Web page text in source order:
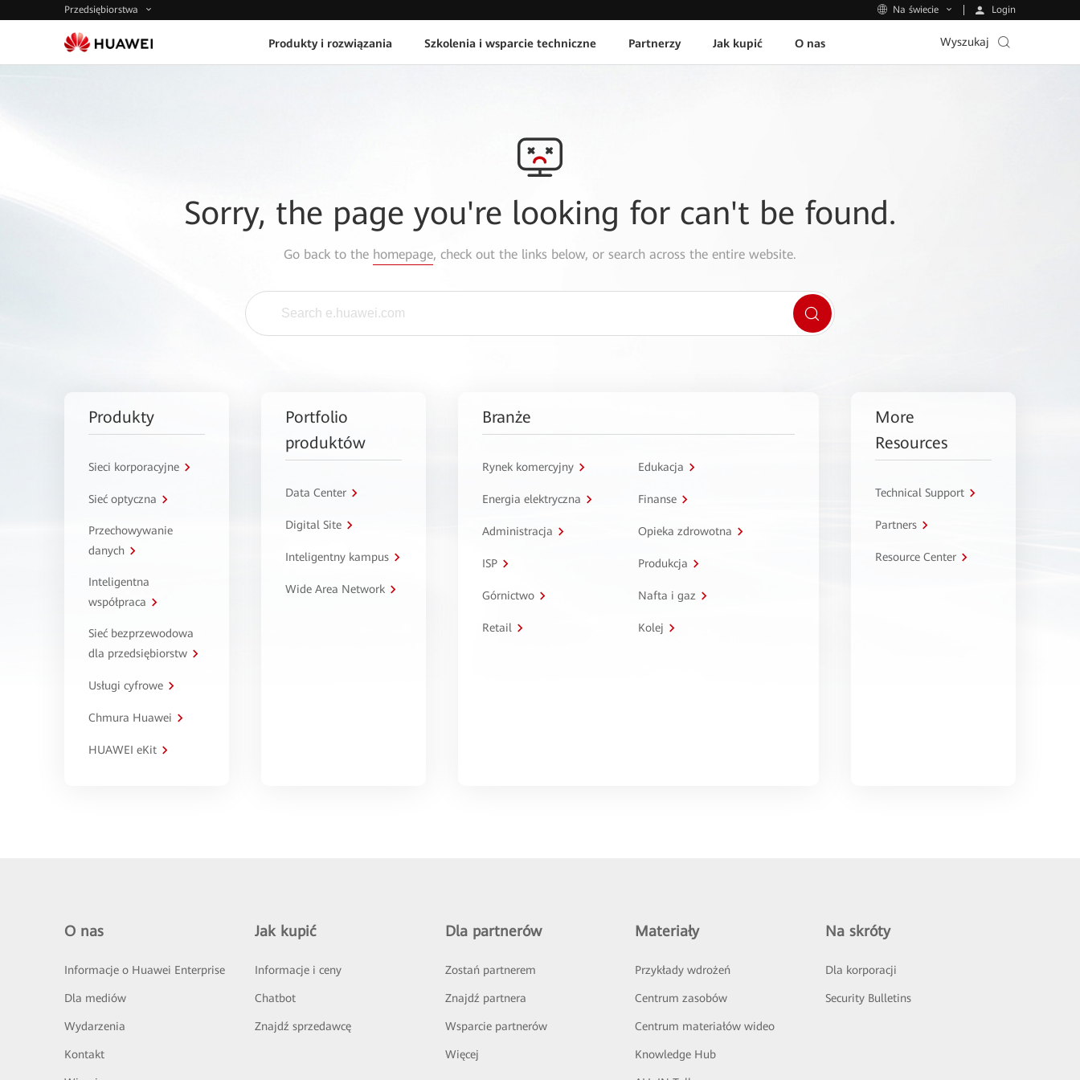
Przedsiębiorstwa Na świecie Login
Produkty i rozwiązania Szkolenia i wsparcie techniczne Partnerzy Jak kupić O nas Wyszukaj
Sorry, the page you're looking for can't be found.
Go back to the homepage, check out the links below, or search across the entire website.
Produkty
Sieci korporacyjne
Sieć optyczna
Przechowywanie
danych
Inteligentna
współpraca
Sieć bezprzewodowa
dla przedsiębiorstw
Usługi cyfrowe
Chmura Huawei
HUAWEI eKit
Portfolio
produktów
Data Center
Digital Site
Inteligentny kampus
Wide Area Network
Branże
Rynek komercyjny Edukacja
Energia elektryczna Finanse
Administracja Opieka zdrowotna
ISP Produkcja
Górnictwo Nafta i gaz
Retail Kolej
More
Resources
Technical Support
Partners
Resource Center
O nas
Informacje o Huawei Enterprise
Dla mediów
Wydarzenia
Kontakt
Jak kupić
Informacje i ceny
Chatbot
Znajdź sprzedawcę
Dla partnerów
Zostań partnerem
Znajdź partnera
Wsparcie partnerów
Więcej
Materiały
Przykłady wdrożeń
Centrum zasobów
Centrum materiałów wideo
Knowledge Hub
Na skróty
Dla korporacji
Security Bulletins